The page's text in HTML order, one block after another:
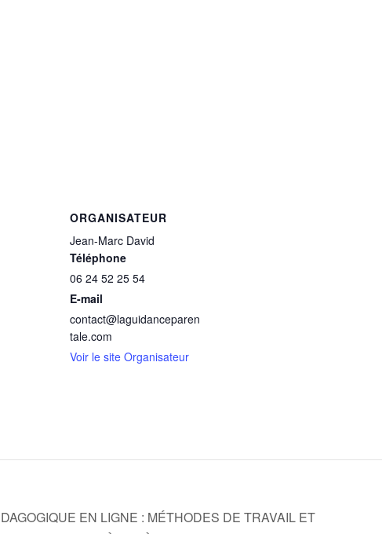
ORGANISATEUR
Jean-Marc David
Téléphone
06 24 52 25 54
E-mail
contact@laguidanceparen
tale.com
Voir le site Organisateur
EN LIGNE : MÉTHODES DE TRAVAIL ET